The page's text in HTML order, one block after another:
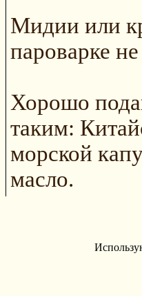
Мидии или
пароварке
Хорошо
таким:
морской
масло.